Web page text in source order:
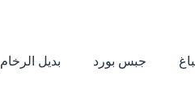
جبس بورد بديل الرخام